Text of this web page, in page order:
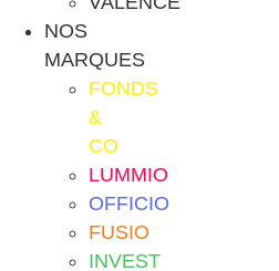
NOS
MARQUES
FONDS
&
CO
LUMMIO
OFFICIO
FUSIO
INVEST